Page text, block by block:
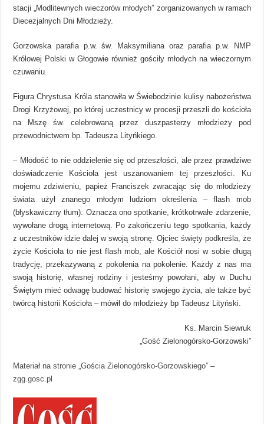
stacji „Modlitewnych wieczorów młodych” zorganizowanych w ramach
Diecezjalnych Dni Młodzieży.
Gorzowska parafia p.w. św. Maksymiliana oraz parafia p.w. NMP
Królowej Polski w Głogowie również gościły młodych na wieczornym
czuwaniu.
Figura Chrystusa Króla stanowiła w Świebodzinie kulisy nabożeństwa
Drogi Krzyżowej, po której uczestnicy w procesji przeszli do kościoła
na Mszę św. celebrowaną przez duszpasterzy młodzieży pod
przewodnictwem bp. Tadeusza Lityńkiego.
– Młodość to nie oddzielenie się od przeszłości, ale przez prawdziwe
doświadczenie Kościoła jest uszanowaniem tej przeszłości. Ku
mojemu zdziwieniu, papież Franciszek zwracając się do młodzieży
świata użył znanego młodym ludziom określenia – flash mob
(błyskawiczny tłum). Oznacza ono spotkanie, krótkotrwałe zdarzenie,
wywołane drogą internetową. Po zakończeniu tego spotkania, każdy
z uczestników idzie dalej w swoją stronę. Ojciec święty podkreśla, że
życie Kościoła to nie jest flash mob, ale Kościół nosi w sobie długą
tradycję, przekazywaną z pokolenia na pokolenie. Każdy z nas ma
swoją historię, własnej rodziny i jesteśmy powołani, aby w Duchu
Świętym mieć odwagę budować historię swojego życia, ale także być
twórcą historii Kościoła – mówił do młodzieży bp Tadeusz Lityński.
Ks. Marcin Siewruk
„Gość Zielonogórsko-Gorzowski”
Materiał na stronie „Gościa Zielonogórsko-Gorzowskiego” –
zgg.gosc.pl